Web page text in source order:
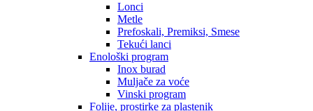
Lonci
Metle
Prefoskali, Premiksi, Smese
Tekući lanci
Enološki program
Inox burad
Muljače za voće
Vinski program
Folije, prostirke za plastenik